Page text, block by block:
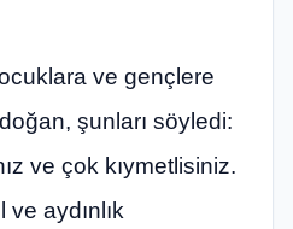
ve gençlere
şunları söyledi:
ve çok kıymetlisiniz.
aydınlık